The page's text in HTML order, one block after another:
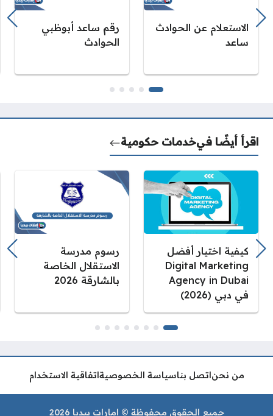
الاستعلام عن الحوادث
ساعد
رقم ساعد أبوظبي
الحوادث
اقرأ أيضًا فيخدمات حكومية
كيفية اختيار أفضل
Digital Marketing
Agency in Dubai
في دبي (2026)
رسوم مدرسة
الاستقلال الخاصة
بالشارقة 2026
من نحن اتصل بناسياسة الخصوصية اتفاقية الاستخدام
جميع الحقوق محفوظة © إمارات بيديا 2026